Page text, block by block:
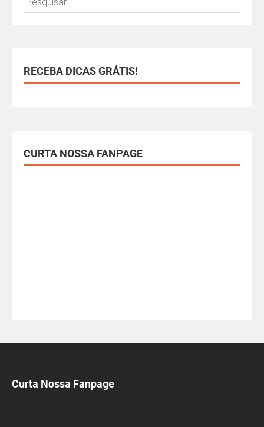
RECEBA DICAS GRÁTIS!
CURTA NOSSA FANPAGE
Curta Nossa Fanpage